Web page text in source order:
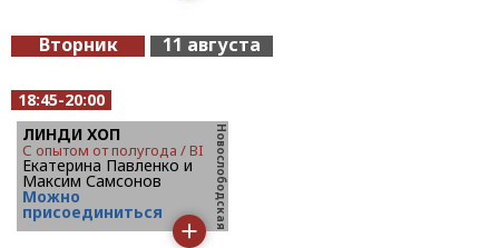
Вторник 11 августа
18:45-20:00
ЛИНДИ ХОП
с опытом от полугода / BI
Екатерина Павленко и
Максим Самсонов
Mожно
присоединиться